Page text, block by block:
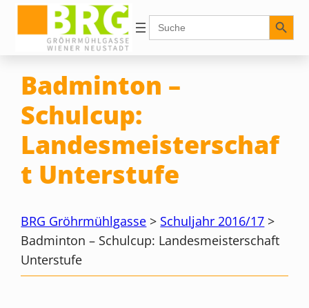
Inhalt
springen
Search
for:
Search Button
Badminton –
Schulcup:
Landesmeisterschaf
t Unterstufe
BRG Gröhrmühlgasse > Schuljahr 2016/17 >
Badminton – Schulcup: Landesmeisterschaft
Unterstufe